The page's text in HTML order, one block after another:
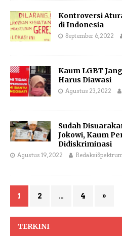
Kontroversi
di Indonesia
September 6, 2022
Kaum LGBT
Harus Diawasi
Agustus 23, 2022
Sudah
Jokowi, Kaum
Didiskriminasi
Agustus 19, 2022
1 2 … 4 »
TERKINI